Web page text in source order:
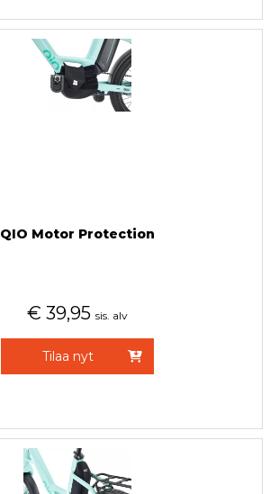
QIO Motor Protection
€ 39,95 sis. alv
Tilaa nyt